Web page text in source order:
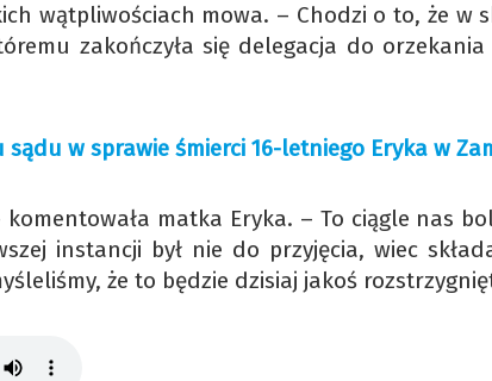
wątpliwościach mowa. – Chodzi o to, że w
zakończyła się delegacja do
w sprawie śmierci 16-letniego Eryka w
matka Eryka. – To ciągle nas
instancji był nie do przyjęcia, wiec
że to będzie dzisiaj jakoś